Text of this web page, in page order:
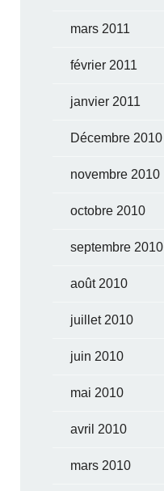
mars 2011
février 2011
janvier 2011
Décembre 2010
novembre 2010
octobre 2010
septembre 2010
août 2010
juillet 2010
juin 2010
mai 2010
avril 2010
mars 2010